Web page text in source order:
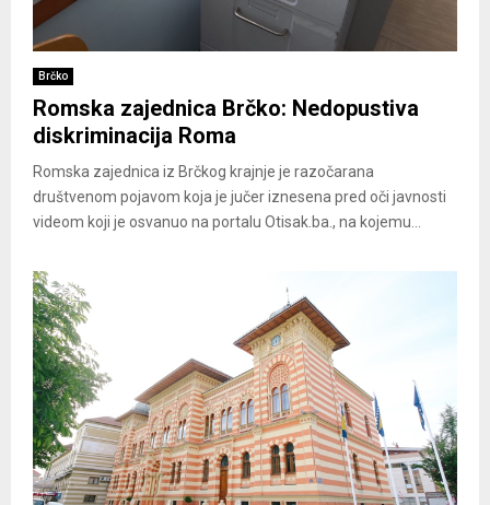
Brčko
Romska zajednica Brčko: Nedopustiva
diskriminacija Roma
Romska zajednica iz Brčkog krajnje je razočarana
društvenom pojavom koja je jučer iznesena pred oči javnosti
videom koji je osvanuo na portalu Otisak.ba., na kojemu...